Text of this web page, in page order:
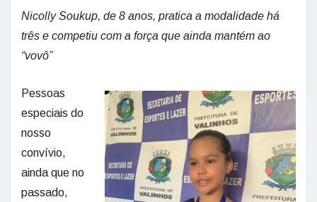
Nicolly Soukup, de 8 anos, pratica a modalidade há
três e competiu com a força que ainda mantém ao
“vovô”
Pessoas
especiais do
nosso
convívio,
ainda que no
passado,